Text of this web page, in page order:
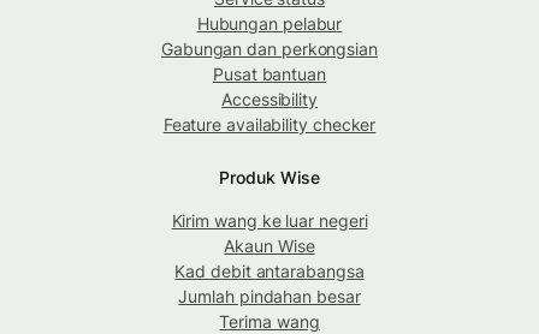
Hubungan pelabur
Gabungan dan perkongsian
Pusat bantuan
Accessibility
Feature availability checker
Produk Wise
Kirim wang ke luar negeri
Akaun Wise
Kad debit antarabangsa
Jumlah pindahan besar
Terima wang